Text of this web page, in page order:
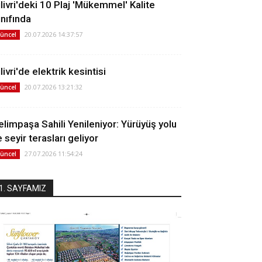
10 Plaj 'Mükemmel' Kalite
20.07.2026 14:37:57
elektrik kesintisi
20.07.2026 13:21:32
Sahili Yenileniyor: Yürüyüş yolu
seyir terasları geliyor
27.07.2026 11:54:24
1. SAYFAMIZ